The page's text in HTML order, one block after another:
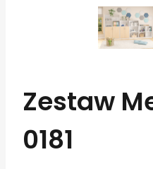
Zestaw
0181